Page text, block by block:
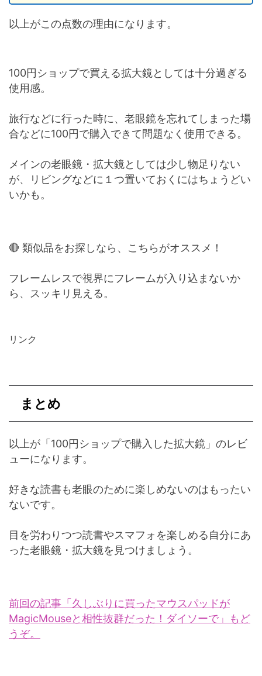
以上がこの点数の理由になります。
100円ショップで買える拡大鏡としては十分過ぎる
使用感。
旅行などに行った時に、老眼鏡を忘れてしまった場
合などに100円で購入できて問題なく使用できる。
メインの老眼鏡・拡大鏡としては少し物足りない
が、リビングなどに１つ置いておくにはちょうどい
いかも。
🔴 類似品をお探しなら、こちらがオススメ！
フレームレスで視界にフレームが入り込まないか
ら、スッキリ見える。
リンク
まとめ
以上が「100円ショップで購入した拡大鏡」のレビ
ューになります。
好きな読書も老眼のために楽しめないのはもったい
ないです。
目を労わりつつ読書やスマフォを楽しめる自分にあ
った老眼鏡・拡大鏡を見つけましょう。
前回の記事「久しぶりに買ったマウスパッドが
MagicMouseと相性抜群だった！ダイソーで」もど
うぞ。